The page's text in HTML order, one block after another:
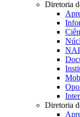
Diretoria
Diretoria